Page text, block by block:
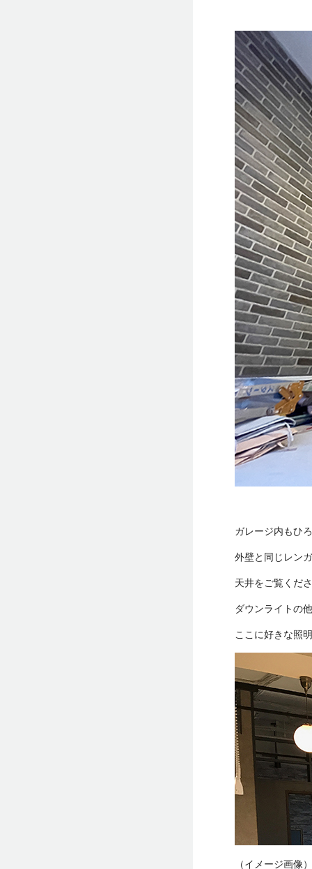
ガレージ内もひ
外壁と同じレン
天井をご覧くだ
ダウンライトの
ここに好きな照
（イメージ画像）